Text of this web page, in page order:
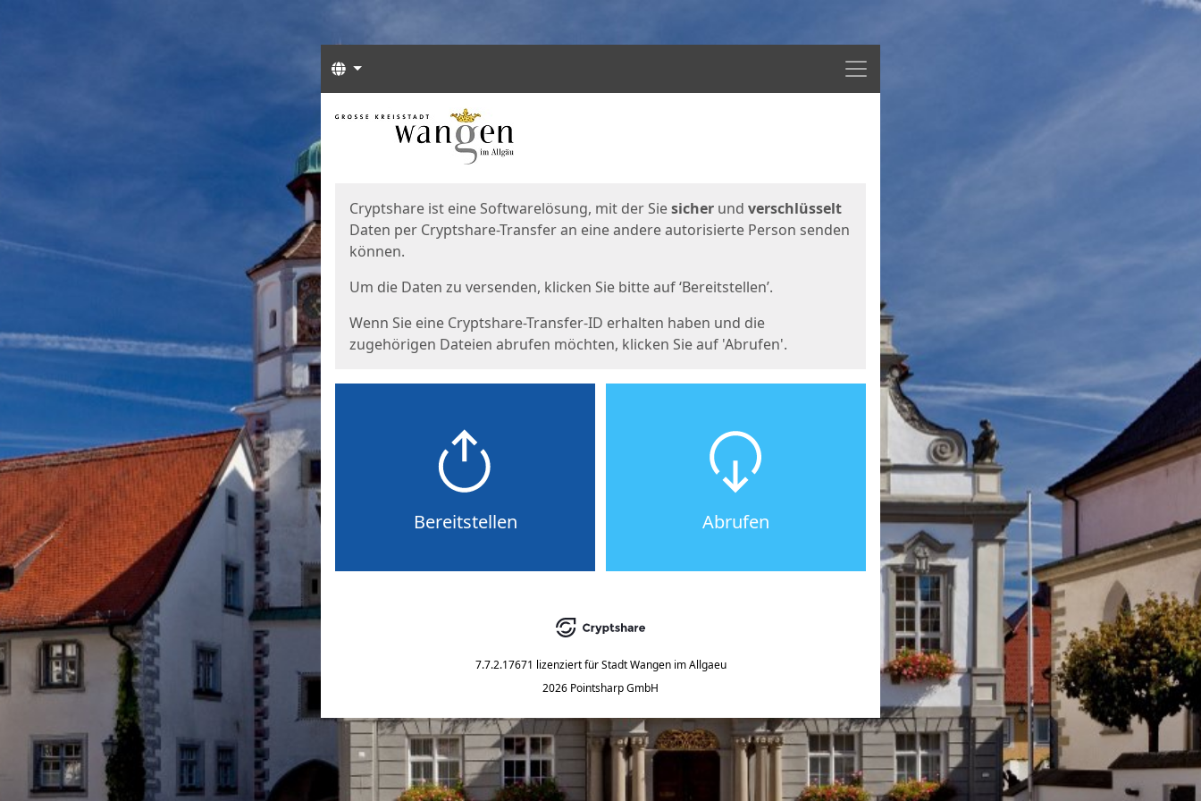
Menü
Sprachen
Start
Cryptshare ist eine Softwarelösung, mit der Siesicher und verschlüsselt
Daten per Cryptshare-Transfer an eine andere autorisierte Person senden
können.
Um die Daten zu versenden, klicken Sie bitte auf ‘Bereitstellen’.
Wenn Sie eine Cryptshare-Transfer-ID erhalten haben und die
zugehörigen Dateien abrufen möchten, klicken Sie auf 'Abrufen'.
Bereitstellen Abrufen
7.7.2.17671 lizenziert für Stadt Wangen im Allgaeu
2026 Pointsharp GmbH